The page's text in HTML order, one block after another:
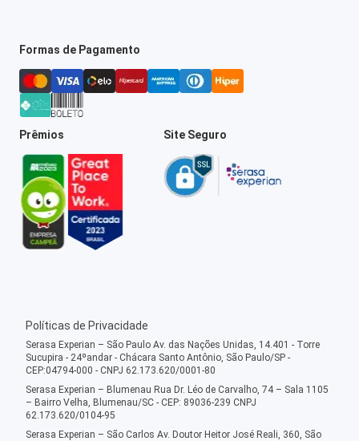
Formas de Pagamento
Prêmios Site Seguro
Políticas de Privacidade
Serasa Experian – São Paulo Av. das Nações Unidas, 14.401 - Torre
Sucupira - 24ºandar - Chácara Santo Antônio, São Paulo/SP -
CEP:04794-000 - CNPJ 62.173.620/0001-80
Serasa Experian – Blumenau Rua Dr. Léo de Carvalho, 74 – Sala 1105
– Bairro Velha, Blumenau/SC - CEP: 89036-239 CNPJ
62.173.620/0104-95
Serasa Experian – São Carlos Av. Doutor Heitor José Reali, 360, São